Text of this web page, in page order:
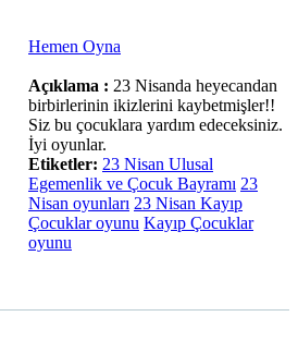
Hemen Oyna
Açıklama : 23 Nisanda heyecandan
birbirlerinin ikizlerini kaybetmişler!!
Siz bu çocuklara yardım edeceksiniz.
İyi oyunlar.
Etiketler: 23 Nisan Ulusal
Egemenlik ve Çocuk Bayramı 23
Nisan oyunları 23 Nisan Kayıp
Çocuklar oyunu Kayıp Çocuklar
oyunu